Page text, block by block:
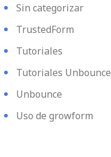
Sin categorizar
TrustedForm
Tutoriales
Tutoriales Unbounce
Unbounce
Uso de growform